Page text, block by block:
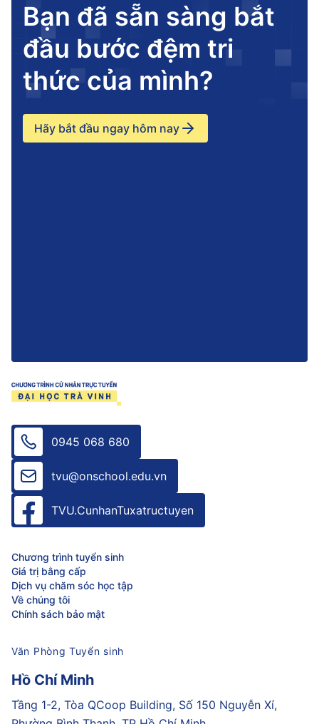
Bạn đã sẵn sàng bắt
đầu bước đệm tri
thức của mình?
Hãy bắt đầu ngay hôm nay
0945 068 680
tvu@onschool.edu.vn
TVU.CunhanTuxatructuyen
Chương trình tuyển sinh
Giá trị bằng cấp
Dịch vụ chăm sóc học tập
Về chúng tôi
Chính sách bảo mật
Văn Phòng Tuyển sinh
Hồ Chí Minh
Tầng 1-2, Tòa QCoop Building, Số 150 Nguyễn Xí,